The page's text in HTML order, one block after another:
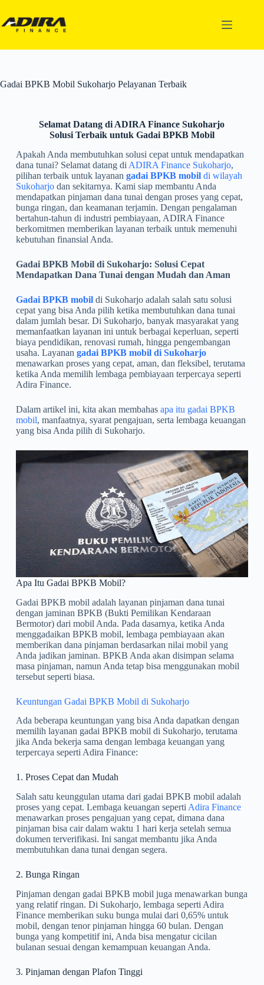
Gadai BPKB Mobil Sukoharjo Pelayanan Terbaik
Selamat Datang di ADIRA Finance Sukoharjo
Solusi Terbaik untuk Gadai BPKB Mobil
Apakah Anda membutuhkan solusi cepat untuk mendapatkan
dana tunai? Selamat datang di ADIRA Finance Sukoharjo,
pilihan terbaik untuk layanan gadai BPKB mobildi wilayah
Sukoharjodan sekitarnya. Kami siap membantu Anda
mendapatkan pinjaman dana tunai dengan proses yang cepat,
bunga ringan, dan keamanan terjamin. Dengan pengalaman
bertahun-tahun di industri pembiayaan, ADIRA Finance
berkomitmen memberikan layanan terbaik untuk memenuhi
kebutuhan finansial Anda.
Gadai BPKB Mobil di Sukoharjo: Solusi Cepat
Mendapatkan Dana Tunai dengan Mudah dan Aman
Gadai BPKB mobildi Sukoharjo adalah salah satu solusi
cepat yang bisa Anda pilih ketika membutuhkan dana tunai
dalam jumlah besar. Di Sukoharjo, banyak masyarakat yang
memanfaatkan layanan ini untuk berbagai keperluan, seperti
biaya pendidikan, renovasi rumah, hingga pengembangan
usaha. Layanan gadai BPKB mobil di Sukoharjo
menawarkan proses yang cepat, aman, dan fleksibel, terutama
ketika Anda memilih lembaga pembiayaan terpercaya seperti
Adira Finance.
Dalam artikel ini, kita akan membahas apa itu gadai BPKB
mobil, manfaatnya, syarat pengajuan, serta lembaga keuangan
yang bisa Anda pilih di Sukoharjo.
Apa Itu Gadai BPKB Mobil?
Gadai BPKB mobil adalah layanan pinjaman dana tunai
dengan jaminan BPKB (Bukti Pemilikan Kendaraan
Bermotor) dari mobil Anda. Pada dasarnya, ketika Anda
menggadaikan BPKB mobil, lembaga pembiayaan akan
memberikan dana pinjaman berdasarkan nilai mobil yang
Anda jadikan jaminan. BPKB Anda akan disimpan selama
masa pinjaman, namun Anda tetap bisa menggunakan mobil
tersebut seperti biasa.
Keuntungan Gadai BPKB Mobil di Sukoharjo
Ada beberapa keuntungan yang bisa Anda dapatkan dengan
memilih layanan gadai BPKB mobil di Sukoharjo, terutama
jika Anda bekerja sama dengan lembaga keuangan yang
terpercaya seperti Adira Finance:
1. Proses Cepat dan Mudah
Salah satu keunggulan utama dari gadai BPKB mobil adalah
proses yang cepat. Lembaga keuangan seperti Adira Finance
menawarkan proses pengajuan yang cepat, dimana dana
pinjaman bisa cair dalam waktu 1 hari kerja setelah semua
dokumen terverifikasi. Ini sangat membantu jika Anda
membutuhkan dana tunai dengan segera.
2. Bunga Ringan
Pinjaman dengan gadai BPKB mobil juga menawarkan bunga
yang relatif ringan. Di Sukoharjo, lembaga seperti Adira
Finance memberikan suku bunga mulai dari 0,65% untuk
mobil, dengan tenor pinjaman hingga 60 bulan. Dengan
bunga yang kompetitif ini, Anda bisa mengatur cicilan
bulanan sesuai dengan kemampuan keuangan Anda.
3. Pinjaman dengan Plafon Tinggi